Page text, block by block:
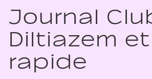
Journal
Diltiazem et
rapide